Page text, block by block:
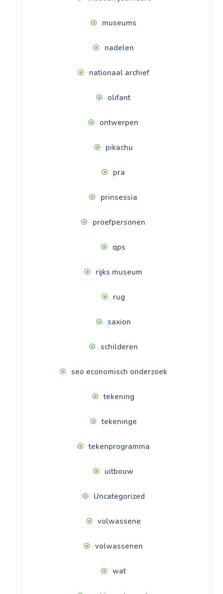
museums
nadelen
nationaal archief
olifant
ontwerpen
pikachu
pra
prinsessia
proefpersonen
qps
rijks museum
rug
saxion
schilderen
seo economisch onderzoek
tekening
tekeninge
tekenprogramma
uitbouw
Uncategorized
volwassene
volwassenen
wat